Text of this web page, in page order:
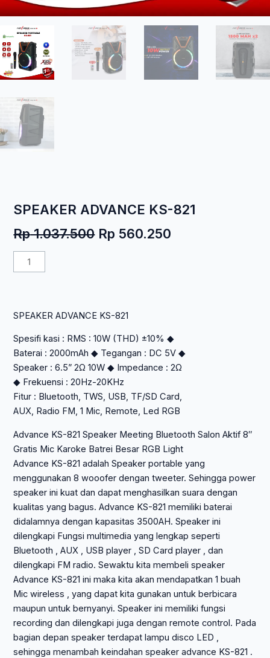
SPEAKER ADVANCE KS-821
Rp1.037.500 Harga
Rp 560.250
Kuantitas
SPEAKER
821
SPEAKER ADVANCE KS-821
Spesifi kasi : RMS : 10W (THD) ±10% ◆
Baterai : 2000mAh ◆ Tegangan : DC 5V ◆
Speaker : 6.5” 2Ω 10W ◆ Impedance : 2Ω
◆ Frekuensi : 20Hz-20KHz
Fitur : Bluetooth, TWS, USB, TF/SD Card,
AUX, Radio FM, 1 Mic, Remote, Led RGB
Advance KS-821 Speaker Meeting Bluetooth Salon Aktif 8″
Gratis Mic Karoke Batrei Besar RGB Light
Advance KS-821 adalah Speaker portable yang
menggunakan 8 wooofer dengan tweeter. Sehingga power
speaker ini kuat dan dapat menghasilkan suara dengan
kualitas yang bagus. Advance KS-821 memiliki baterai
didalamnya dengan kapasitas 3500AH. Speaker ini
dilengkapi Fungsi multimedia yang lengkap seperti
Bluetooth , AUX , USB player , SD Card player , dan
dilengkapi FM radio. Sewaktu kita membeli speaker
Advance KS-821 ini maka kita akan mendapatkan 1 buah
Mic wireless , yang dapat kita gunakan untuk berbicara
maupun untuk bernyanyi. Speaker ini memiliki fungsi
recording dan dilengkapi juga dengan remote control. Pada
bagian depan speaker terdapat lampu disco LED ,
sehingga menambah keindahan speaker advance KS-821 .